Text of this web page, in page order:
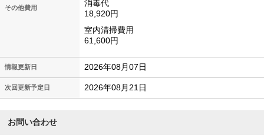
その他費用
消毒代
18,920円
室内清掃費用
61,600円
情報更新日 2026年08月07日
次回更新予定日 2026年08月21日
お問い合わせ